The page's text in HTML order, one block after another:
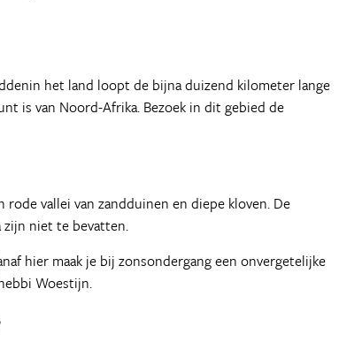
het land loopt de bijna duizend kilometer lange
is van Noord-Afrika. Bezoek in dit gebied de
vallei van zandduinen en diepe kloven. De
zijn niet te bevatten.
hier maak je bij zonsondergang een onvergetelijke
Woestijn.